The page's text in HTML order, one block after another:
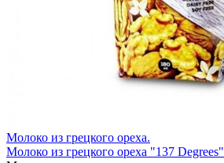
Молоко из грецкого ореха.
Молоко из грецкого ореха "137 Degrees"